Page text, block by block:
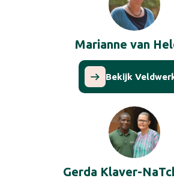
Marianne van
Bekijk
Gerda Klaver-